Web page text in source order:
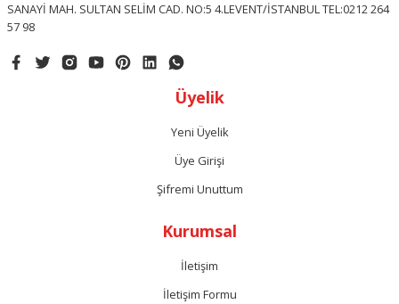
SANAYİ MAH. SULTAN SELİM CAD. NO:5 4.LEVENT/İSTANBUL TEL:0212 264
57 98
Üyelik
Yeni Üyelik
Üye Girişi
Şifremi Unuttum
Kurumsal
İletişim
İletişim Formu